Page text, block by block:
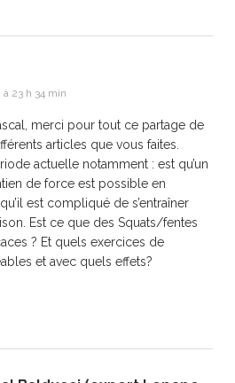
23 h 34 min
merci pour tout ce partage de
articles que vous faites.
actuelle notamment : est qu’un
de force est possible en
est compliqué de s’entraîner
Est ce que des Squats/fentes
? Et quels exercices de
et avec quels effets?